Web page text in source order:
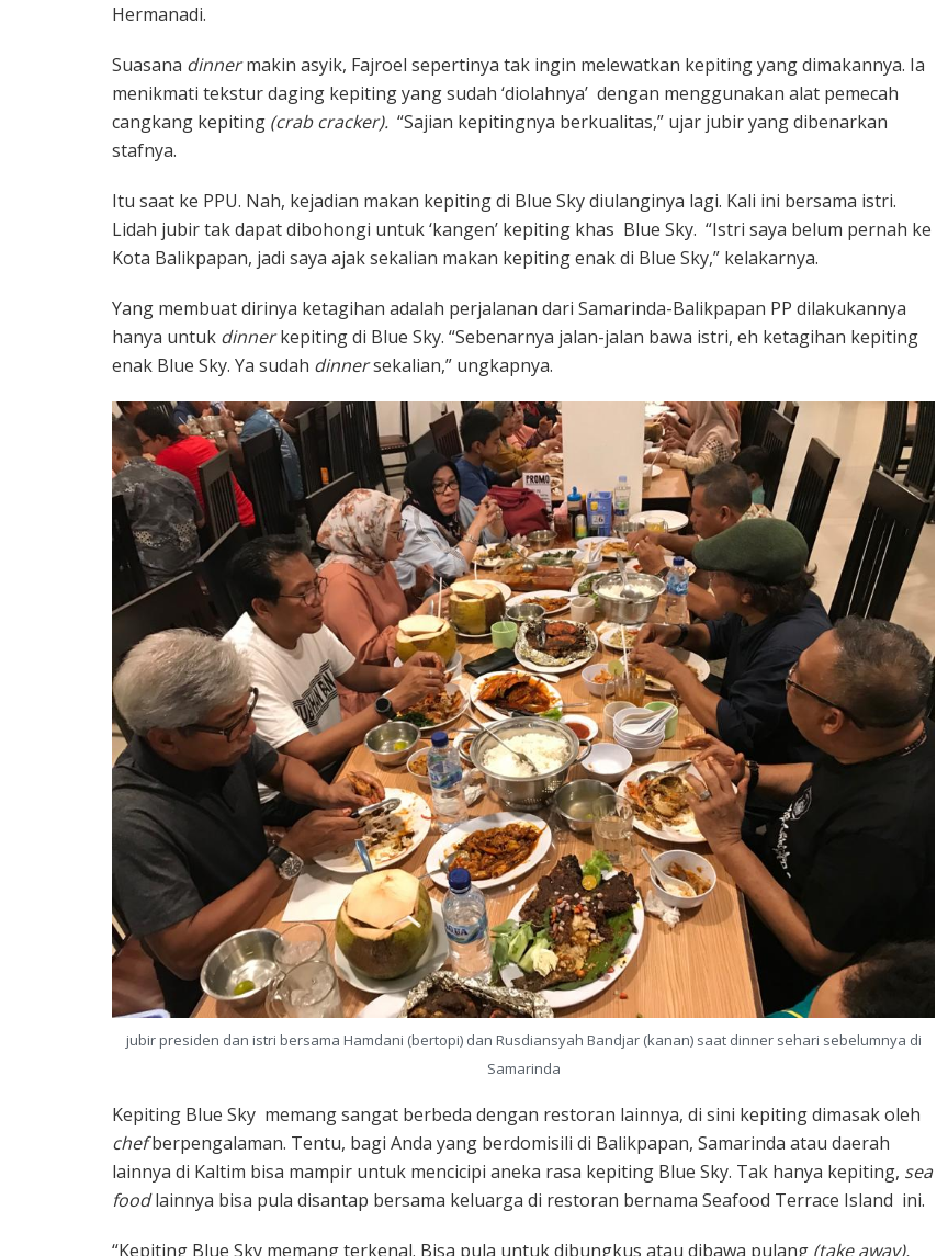
Hermanadi.
Suasana dinnermakin asyik, Fajroel sepertinya tak ingin melewatkan kepiting yang dimakannya. Ia
menikmati tekstur daging kepiting yang sudah ‘diolahnya’ dengan menggunakan alat pemecah
cangkang kepiting (crab cracker). “Sajian kepitingnya berkualitas,” ujar jubir yang dibenarkan
stafnya.
Itu saat ke PPU. Nah, kejadian makan kepiting di Blue Sky diulanginya lagi. Kali ini bersama istri.
Lidah jubir tak dapat dibohongi untuk ‘kangen’ kepiting khas Blue Sky. “Istri saya belum pernah ke
Kota Balikpapan, jadi saya ajak sekalian makan kepiting enak di Blue Sky,” kelakarnya.
Yang membuat dirinya ketagihan adalah perjalanan dari Samarinda-Balikpapan PP dilakukannya
hanya untuk dinnerkepiting di Blue Sky. “Sebenarnya jalan-jalan bawa istri, eh ketagihan kepiting
enak Blue Sky. Ya sudah dinnersekalian,” ungkapnya.
jubir presiden dan istri bersama Hamdani (bertopi) dan Rusdiansyah Bandjar (kanan) saat dinner sehari sebelumnya di
Samarinda
Kepiting Blue Sky memang sangat berbeda dengan restoran lainnya, di sini kepiting dimasak oleh
chefberpengalaman. Tentu, bagi Anda yang berdomisili di Balikpapan, Samarinda atau daerah
lainnya di Kaltim bisa mampir untuk mencicipi aneka rasa kepiting Blue Sky. Tak hanya kepiting, sea
foodlainnya bisa pula disantap bersama keluarga di restoran bernama Seafood Terrace Island ini.
“Kepiting Blue Sky memang terkenal. Bisa pula untuk dibungkus atau dibawa pulang (take away),